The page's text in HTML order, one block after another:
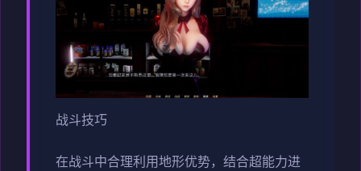
战斗技巧
在战斗中合理利用地形优势，结合超能力进